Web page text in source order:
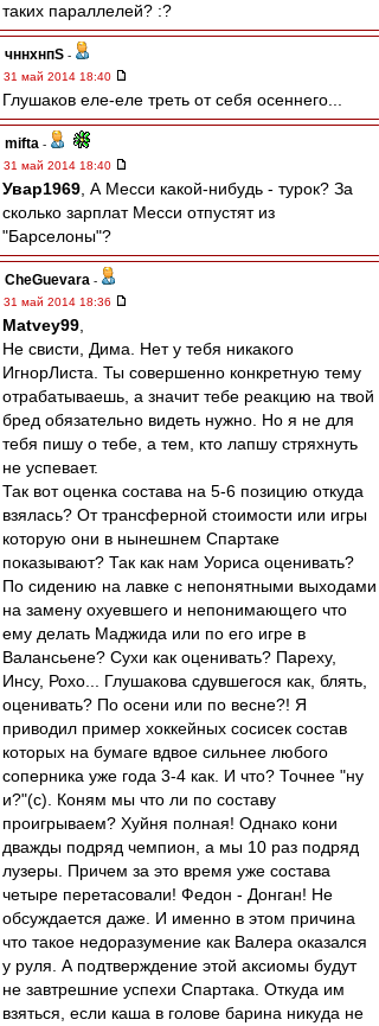
таких параллелей? :?
чннхнпS -
31 май 2014 18:40
Глушаков еле-еле треть от себя осеннего...
mifta -
31 май 2014 18:40
Увар1969 , А Месси какой-нибудь - турок? За
сколько зарплат Месси отпустят из
"Барселоны"?
CheGuevara -
31 май 2014 18:36
Matvey99
Не свисти, Дима. Нет у тебя никакого
ИгнорЛиста. Ты совершенно конкретную тему
отрабатываешь, а значит тебе реакцию на твой
бред обязательно видеть нужно. Но я не для
тебя пишу о тебе, а тем, кто лапшу стряхнуть
не успевает.
Так вот оценка состава на 5-6 позицию откуда
взялась? От трансферной стоимости или игры
которую они в нынешнем Спартаке
показывают? Так как нам Уориса оценивать?
По сидению на лавке с непонятными выходами
на замену охуевшего и непонимающего что
ему делать Маджида или по его игре в
Валансьене? Сухи как оценивать? Пареху,
Инсу, Рохо... Глушакова сдувшегося как, блять,
оценивать? По осени или по весне?! Я
приводил пример хоккейных сосисек состав
которых на бумаге вдвое сильнее любого
соперника уже года 3-4 как. И что? Точнее "ну
и?"(с). Коням мы что ли по составу
проигрываем? Хуйня полная! Однако кони
дважды подряд чемпион, а мы 10 раз подряд
лузеры. Причем за это время уже состава
четыре перетасовали! Федон - Донган! Не
обсуждается даже. И именно в этом причина
что такое недоразумение как Валера оказался
у руля. А подтверждение этой аксиомы будут
не завтрешние успехи Спартака. Откуда им
взяться, если каша в голове барина никуда не